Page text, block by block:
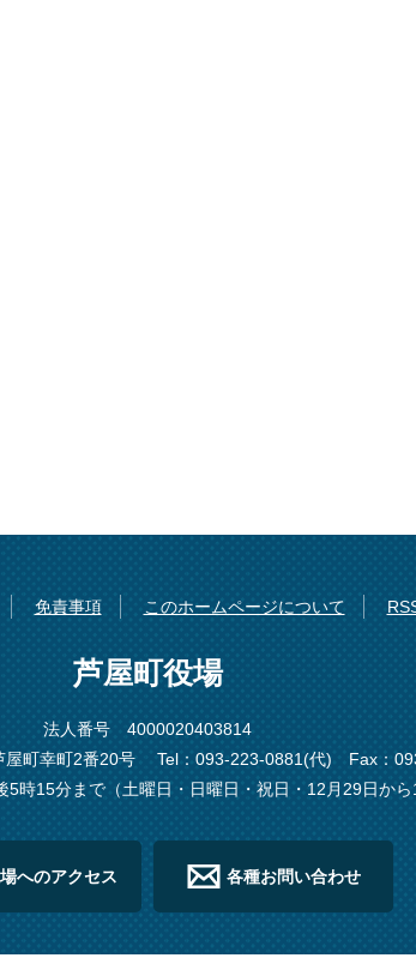
免責事項 このホームページについて
芦屋町役場
法人番号 4000020403814
町幸町2番20号
Tel：093-223-0881(代)
Fax：
5時15分まで（土曜日・日曜日・祝日・12月29日か
へのアクセス 各種お問い合わせ